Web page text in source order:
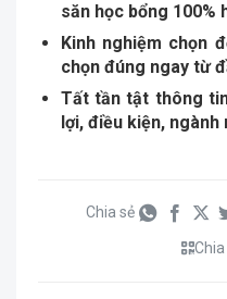
săn học bổng 100%
Kinh nghiệm chọn
chọn đúng ngay từ
Tất tần tật thông
lợi, điều kiện, ngành
Chia sẻ